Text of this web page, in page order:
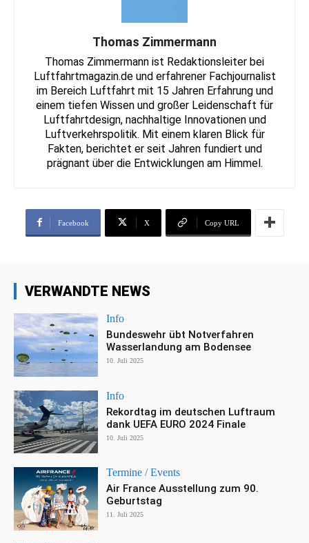
Thomas Zimmermann
Thomas Zimmermann ist Redaktionsleiter bei
Luftfahrtmagazin.de und erfahrener Fachjournalist
im Bereich Luftfahrt mit 15 Jahren Erfahrung und
einem tiefen Wissen und großer Leidenschaft für
Luftfahrtdesign, nachhaltige Innovationen und
Luftverkehrspolitik. Mit einem klaren Blick für
Fakten, berichtet er seit Jahren fundiert und
prägnant über die Entwicklungen am Himmel.
Facebook X Copy URL
VERWANDTE NEWS
Info
Bundeswehr übt Notverfahren
Wasserlandung am Bodensee
10. Juli 2025
Info
Rekordtag im deutschen Luftraum
dank UEFA EURO 2024 Finale
10. Juli 2025
Termine / Events
Air France Ausstellung zum 90.
Geburtstag
11. Juli 2025